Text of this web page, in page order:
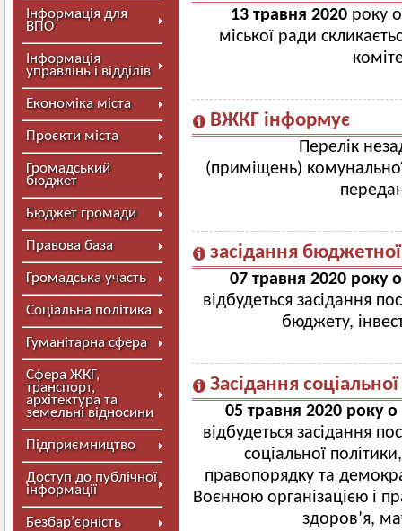
Інформація для
ВПО
Інформація
управлінь і відділів
Економіка міста
Проєкти міста
Громадський
бюджет
Бюджет громади
Правова база
Громадська участь
Соціальна політика
Гуманітарна сфера
Сфера ЖКГ,
транспорт,
архітектура та
земельні відносини
Підприємництво
Доступ до публічної
інформації
Безбар’єрність
13 травня 2020року о
міської ради
ВЖКГ інформує
Перелік
(приміщень)
засідання бюджетної
07 травня 2020 року
відбудеться засідання
бюджету,
Засідання соціальної
05 травня 2020 року
відбудеться засідання
соціальної
правопорядку та
Воєнною організацією і
здоров’я,